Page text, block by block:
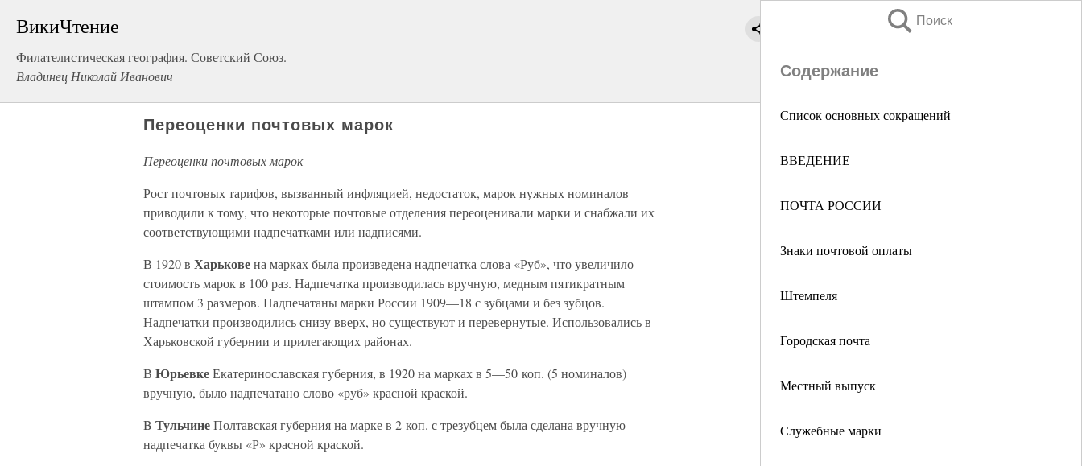
ВикиЧтение
Филателистическая география. Советский Союз.
Владинец Николай Иванович
Поиск
Содержание
Список основных сокращений
ВВЕДЕНИЕ
ПОЧТА РОССИИ
Знаки почтовой оплаты
Штемпеля
Городская почта
Местный выпуск
Служебные марки
Переоценки почтовых марок
Переоценки почтовых марок
Рост почтовых тарифов, вызванный инфляцией, недостаток, марок нужных номиналов
приводили к тому, что некоторые почтовые отделения переоценивали марки и снабжали их
соответствующими надпечатками или надписями.
В 1920 в Харьковена марках была произведена надпечатка слова «Руб», что увеличило
стоимость марок в 100 раз. Надпечатка производилась вручную, медным пятикратным
штампом 3 размеров. Надпечатаны марки России 1909—18 с зубцами и без зубцов.
Надпечатки производились снизу вверх, но существуют и перевернутые. Использовались в
Харьковской губернии и прилегающих районах.
В ЮрьевкеЕкатеринославская губерния, в 1920 на марках в 5—50 коп. (5 номиналов)
вручную, было надпечатано слово «руб» красной краской.
B ТульчинеПолтавская губерния на марке в 2 коп. с трезубцем была сделана вручную
надпечатка буквы «Р» красной краской.